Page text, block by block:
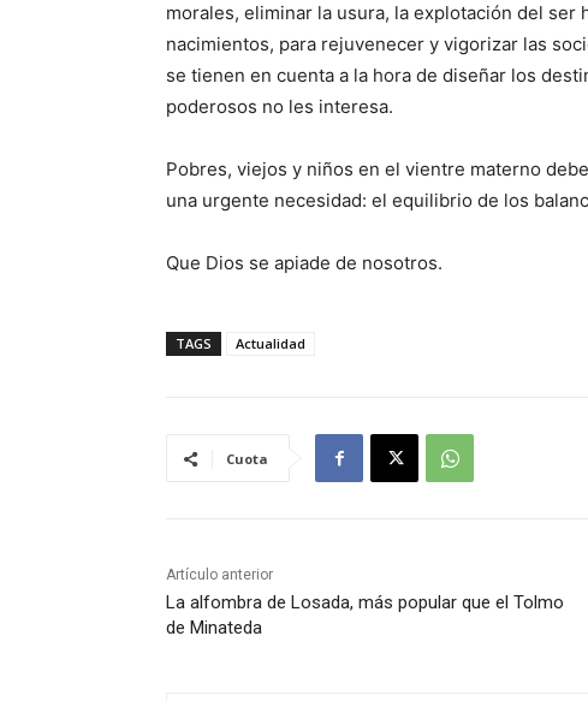
morales, eliminar la usura, la explotación del ser
nacimientos, para rejuvenecer y vigorizar las
se tienen en cuenta a la hora de diseñar los
poderosos no les interesa.
Pobres, viejos y niños en el vientre materno
una urgente necesidad: el equilibrio de los
Que Dios se apiade de nosotros.
TAGS Actualidad
Cuota
Artículo anterior
La alfombra de Losada, más popular que el Tolmo
de Minateda